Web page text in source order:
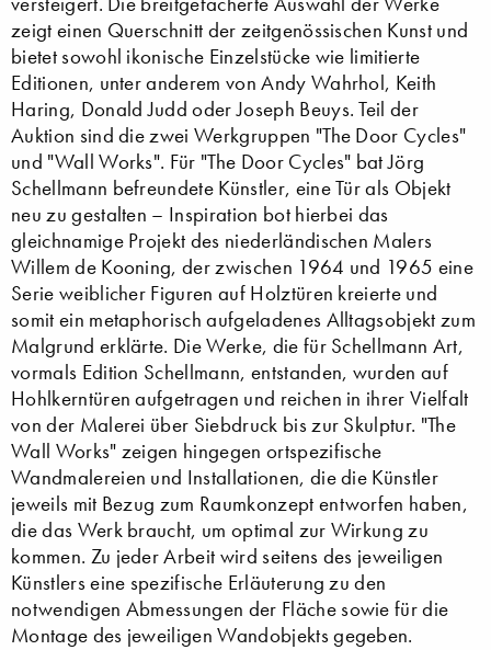
zeigt einen Querschnitt der zeitgenössischen Kunst und
bietet sowohl ikonische Einzelstücke wie limitierte
Editionen, unter anderem von Andy Wahrhol, Keith
Haring, Donald Judd oder Joseph Beuys. Teil der
Auktion sind die zwei Werkgruppen "The Door Cycles"
und "Wall Works". Für "The Door Cycles" bat Jörg
Schellmann befreundete Künstler, eine Tür als Objekt
neu zu gestalten – Inspiration bot hierbei das
gleichnamige Projekt des niederländischen Malers
Willem de Kooning, der zwischen 1964 und 1965 eine
Serie weiblicher Figuren auf Holztüren kreierte und
somit ein metaphorisch aufgeladenes Alltagsobjekt zum
Malgrund erklärte. Die Werke, die für Schellmann Art,
vormals Edition Schellmann, entstanden, wurden auf
Hohlkerntüren aufgetragen und reichen in ihrer Vielfalt
von der Malerei über Siebdruck bis zur Skulptur. "The
Wall Works" zeigen hingegen ortspezifische
Wandmalereien und Installationen, die die Künstler
jeweils mit Bezug zum Raumkonzept entworfen haben,
die das Werk braucht, um optimal zur Wirkung zu
kommen. Zu jeder Arbeit wird seitens des jeweiligen
Künstlers eine spezifische Erläuterung zu den
notwendigen Abmessungen der Fläche sowie für die
Montage des jeweiligen Wandobjekts gegeben.